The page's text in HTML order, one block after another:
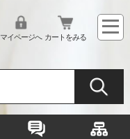
マイページへ カートをみる